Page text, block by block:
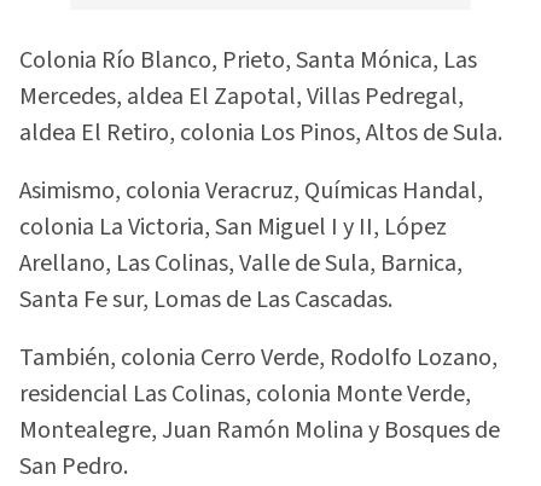
Colonia Río Blanco, Prieto, Santa Mónica, Las
Mercedes, aldea El Zapotal, Villas Pedregal,
aldea El Retiro, colonia Los Pinos, Altos de Sula.
Asimismo, colonia Veracruz, Químicas Handal,
colonia La Victoria, San Miguel I y II, López
Arellano, Las Colinas, Valle de Sula, Barnica,
Santa Fe sur, Lomas de Las Cascadas.
También, colonia Cerro Verde, Rodolfo Lozano,
residencial Las Colinas, colonia Monte Verde,
Montealegre, Juan Ramón Molina y Bosques de
San Pedro.